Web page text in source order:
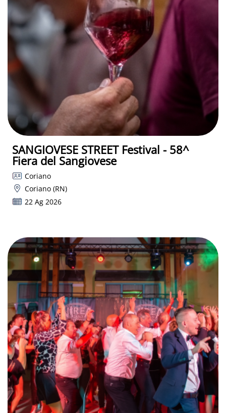
SANGIOVESE STREET Festival - 58^
Fiera del Sangiovese
Coriano
Coriano (RN)
22 Ag 2026